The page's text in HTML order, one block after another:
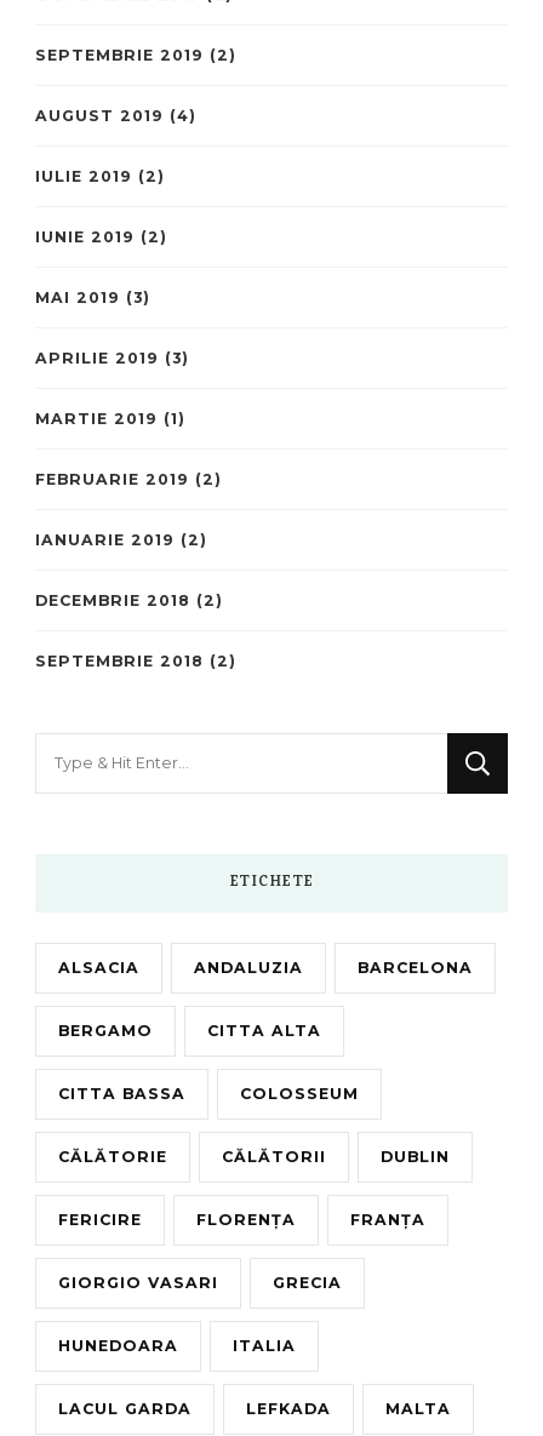
SEPTEMBRIE 2019 (2)
AUGUST 2019 (4)
IULIE 2019 (2)
IUNIE 2019 (2)
MAI 2019 (3)
APRILIE 2019 (3)
MARTIE 2019 (1)
FEBRUARIE 2019 (2)
IANUARIE 2019 (2)
DECEMBRIE 2018 (2)
SEPTEMBRIE 2018 (2)
ETICHETE
ALSACIA ANDALUZIA BARCELONA
BERGAMO CITTA ALTA
CITTA BASSA COLOSSEUM
CĂLĂTORIE CĂLĂTORII DUBLIN
FERICIRE FLORENȚA FRANȚA
GIORGIO VASARI GRECIA
HUNEDOARA ITALIA
LACUL GARDA LEFKADA MALTA